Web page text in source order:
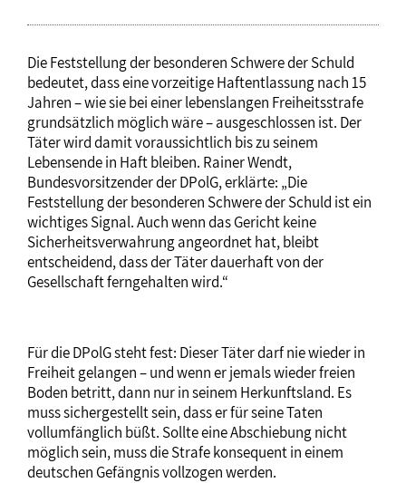
Die Feststellung der besonderen Schwere der Schuld
bedeutet, dass eine vorzeitige Haftentlassung nach 15
Jahren – wie sie bei einer lebenslangen Freiheitsstrafe
grundsätzlich möglich wäre – ausgeschlossen ist. Der
Täter wird damit voraussichtlich bis zu seinem
Lebensende in Haft bleiben. Rainer Wendt,
Bundesvorsitzender der DPolG, erklärte: „Die
Feststellung der besonderen Schwere der Schuld ist ein
wichtiges Signal. Auch wenn das Gericht keine
Sicherheitsverwahrung angeordnet hat, bleibt
entscheidend, dass der Täter dauerhaft von der
Gesellschaft ferngehalten wird.“
Für die DPolG steht fest: Dieser Täter darf nie wieder in
Freiheit gelangen – und wenn er jemals wieder freien
Boden betritt, dann nur in seinem Herkunftsland. Es
muss sichergestellt sein, dass er für seine Taten
vollumfänglich büßt. Sollte eine Abschiebung nicht
möglich sein, muss die Strafe konsequent in einem
deutschen Gefängnis vollzogen werden.